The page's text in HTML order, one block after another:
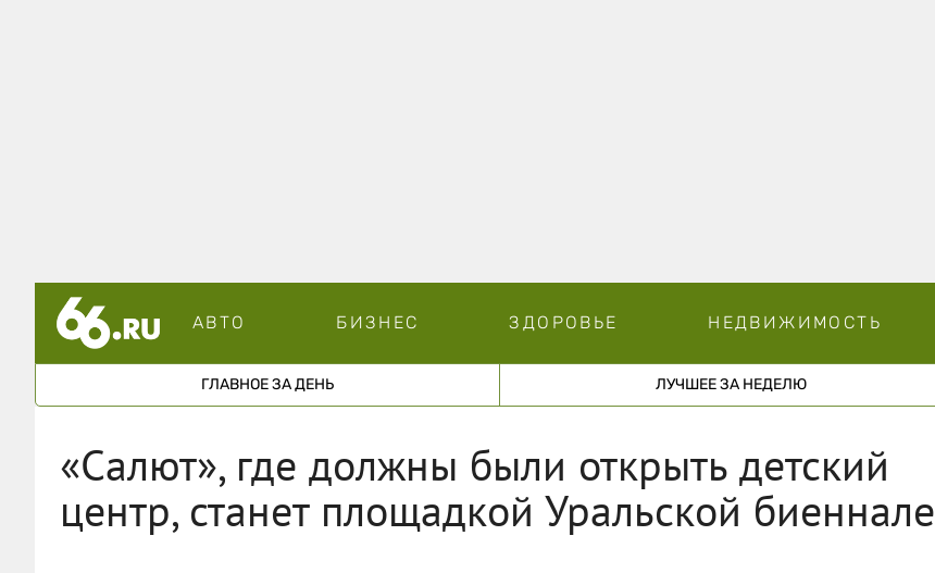
АВТО БИЗНЕС ЗДОРОВЬЕ НЕДВИЖИМОСТЬ
ГЛАВНОЕ ЗА ДЕНЬ ЛУЧШЕЕ ЗА НЕДЕЛЮ
«Салют», где должны были открыть детский
центр, станет площадкой Уральской биеннале